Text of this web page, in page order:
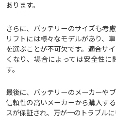
あります。
さらに、バッテリーのサイズも考
リフトには様々なモデルがあり、
を選ぶことが不可欠です。適合サ
くなり、場合によっては安全性
す。
最後に、バッテリーのメーカーや
信頼性の高いメーカーから購入す
スが保証され、万が一のトラブルに